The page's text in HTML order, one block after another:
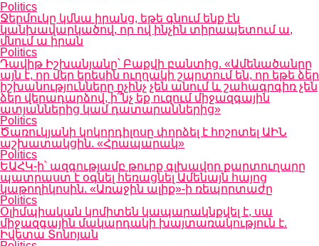
Politics
Ջերմուկը կմնա իրանց, եթե գնում ենք էն
կանխավարկածով, որ ով ինչին տիրապետում ա,
մնում ա իրան
Politics
Դավիթ Իշխանյանը՝ Բաքվի բանտից. «Ամենածանրը
այն է, որ մեր երեսին ուղղակի շպրտում են, որ եթե ձեր
իշխանությունները ոչինչ չեն անում և շահագրգիռ չեն
ձեր վերադարձով, ի՞նչ եք ուզում միջազգային
ատյաններից կամ դատարաններից»
Politics
Ծառուկյանի կոկորդիլոսը փորձել է հոշոտել ԱԻՆ
աշխատակցին. «Հրապարակ»
Politics
ԵԱՀԿ-ի՝ ազգությամբ թուրք գլխավոր քարտուղարը
պատրաստ է օգնել հեռացնել Ամենայն հայոց
կաթողիկոսին. «Առաջին ալիք»-ի ռեպորտաժը
Politics
Օլիմպիական կոմիտեն կապարակնքվել է, սա
միջազգային մակարդակի խայտառակություն է.
Իվետա Տոնոյան